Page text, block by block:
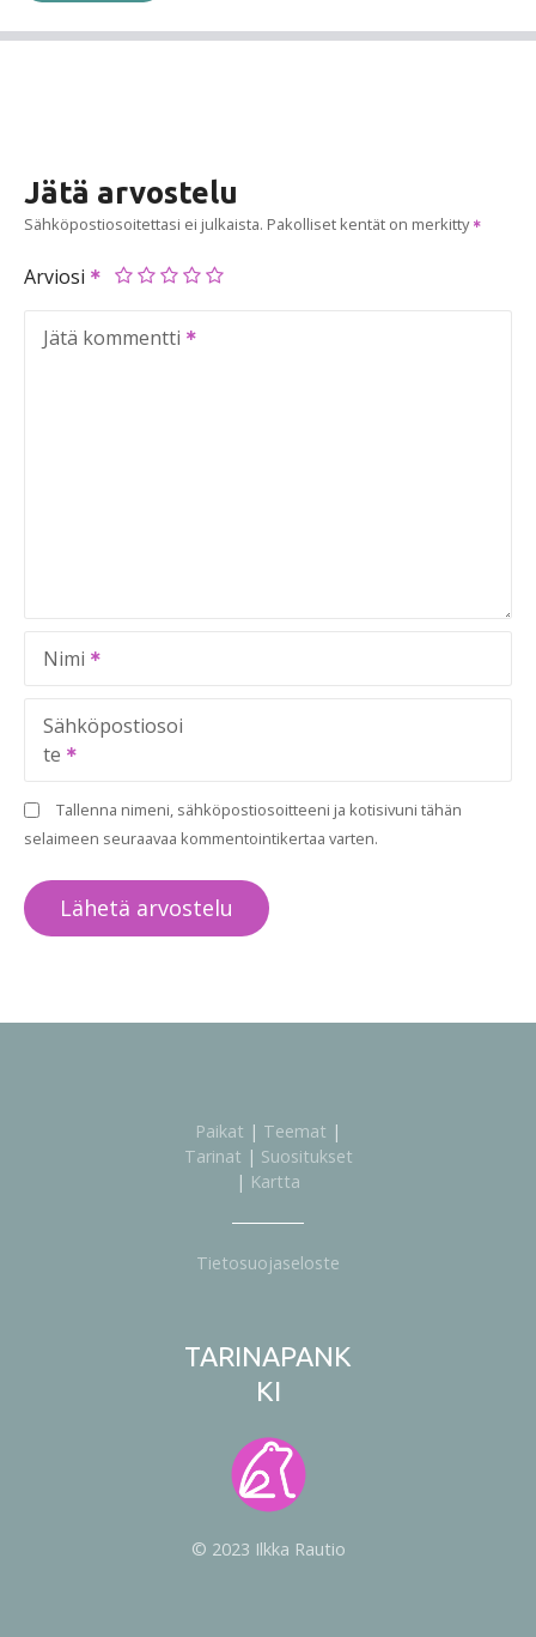
Jätä arvostelu
Sähköpostiosoitettasi ei julkaista. Pakolliset kentät on merkitty
Arviosi
Jätä kommentti
Nimi
Sähköpostiosoi
te
Tallenna nimeni, sähköpostiosoitteeni ja kotisivuni tähän
selaimeen seuraavaa kommentointikertaa varten.
Paikat | Teemat |
Tarinat | Suositukset
| Kartta
Tietosuojaseloste
TARINAPANK
KI
© 2023 Ilkka Rautio